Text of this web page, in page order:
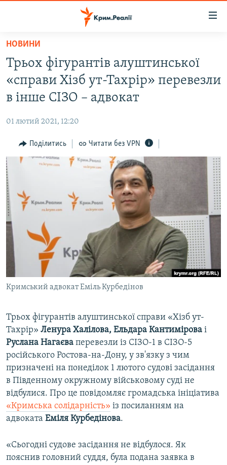
Перейти
основного
матеріалу
Перейти
до
основної
Перейти
до
пошуку
ВОДА.КРИМ
ВІДЕО ТА ФОТО
БЛОГИ
ПОГЛЯД
ІНТЕРВ'Ю
СПЕЦПРОЕКТИ
ВІДЕОУРОКИ «ELIFBE»
СВІДЧЕННЯ ОКУПАЦІЇ
УКРАЇНСЬКА ПРОБЛЕМА КРИМУ
ІНФОГРАФІКА
Русский
Qırımtatar
ДОЛУЧАЙСЯ!
Усі сайти RFE/RL
НОВИНИ
Трьох фігурантів алуштинської
«справи Хізб ут-Тахрір» перевезли
в інше СІЗО – адвокат
01 лютий 2021, 12:20
Поділитись Читати без VPN
Кримський адвокат Еміль Курбедінов
Трьох фігурантів алуштинської справи «Хізб ут-
Тахрір» Ленура Халілова, Ельдара Кантимірова і
Руслана Нагаєва перевезли із СІЗО-1 в СІЗО-5
російського Ростова-на-Дону, у зв'язку з чим
призначені на понеділок 1 лютого судові засідання
в Південному окружному військовому суді не
відбулися. Про це повідомляє громадська ініціатива
«Кримська солідарність» із посиланням на
адвоката Еміля Курбедінова.
«Сьогодні судове засідання не відбулося. Як
пояснив головний суддя, була подана заявка в